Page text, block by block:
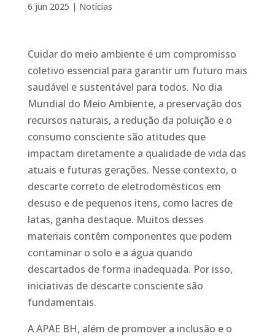
6 jun 2025 | Notícias
Cuidar do meio ambiente é um compromisso
coletivo essencial para garantir um futuro mais
saudável e sustentável para todos. No dia
Mundial do Meio Ambiente, a preservação dos
recursos naturais, a redução da poluição e o
consumo consciente são atitudes que
impactam diretamente a qualidade de vida das
atuais e futuras gerações. Nesse contexto, o
descarte correto de eletrodomésticos em
desuso e de pequenos itens, como lacres de
latas, ganha destaque. Muitos desses
materiais contêm componentes que podem
contaminar o solo e a água quando
descartados de forma inadequada. Por isso,
iniciativas de descarte consciente são
fundamentais.
A APAE BH, além de promover a inclusão e o